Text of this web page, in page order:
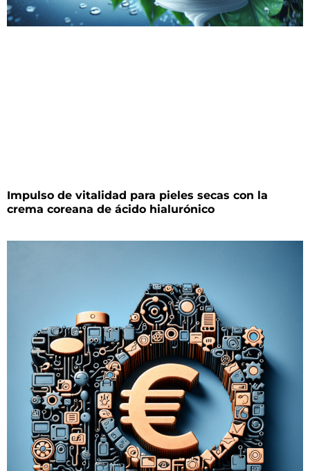
Impulso de vitalidad para pieles secas con la
crema coreana de ácido hialurónico